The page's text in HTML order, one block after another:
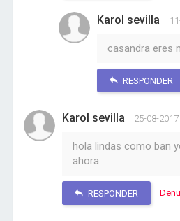
Karol sevilla
casandra eres
RESPONDER
Karol sevilla 25-08-2017
hola lindas como ban
ahora
RESPONDER